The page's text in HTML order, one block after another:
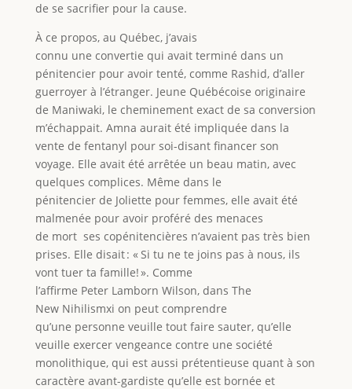
de se sacrifier pour la cause.
À ce propos, au Québec, j’avais
connu une convertie qui avait terminé dans un
pénitencier pour avoir tenté, comme Rashid, d’aller
guerroyer à l’étranger. Jeune Québécoise originaire
de Maniwaki, le cheminement exact de sa conversion
m’échappait. Amna aurait été impliquée dans la
vente de fentanyl pour soi-disant financer son
voyage. Elle avait été arrêtée un beau matin, avec
quelques complices. Même dans le
pénitencier de Joliette pour femmes, elle avait été
malmenée pour avoir proféré des menaces
de mort ses copénitencières n’avaient pas très bien
prises. Elle disait : « Si tu ne te joins pas à nous, ils
vont tuer ta famille! ». Comme
l’affirme Peter Lamborn Wilson, dans The
New Nihilismxi on peut comprendre
qu’une personne veuille tout faire sauter, qu’elle
veuille exercer vengeance contre une société
monolithique, qui est aussi prétentieuse quant à son
caractère avant-gardiste qu’elle est bornée et